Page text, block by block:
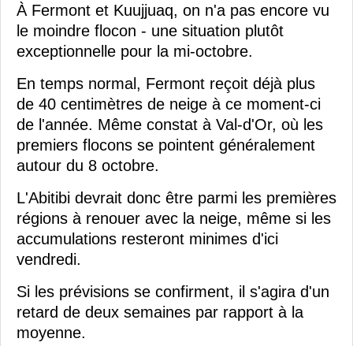
À Fermont et Kuujjuaq, on n'a pas encore vu
le moindre flocon - une situation plutôt
exceptionnelle pour la mi-octobre.
En temps normal, Fermont reçoit déjà plus
de 40 centimètres de neige à ce moment-ci
de l'année. Même constat à Val-d'Or, où les
premiers flocons se pointent généralement
autour du 8 octobre.
L'Abitibi devrait donc être parmi les premières
régions à renouer avec la neige, même si les
accumulations resteront minimes d'ici
vendredi.
Si les prévisions se confirment, il s'agira d'un
retard de deux semaines par rapport à la
moyenne.